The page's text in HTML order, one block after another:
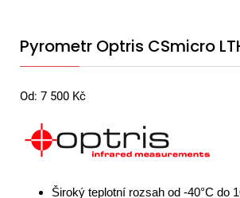
Pyrometr Optris CSmicro
Od: 7 500 Kč
Široký teplotní rozsah od -40°C do